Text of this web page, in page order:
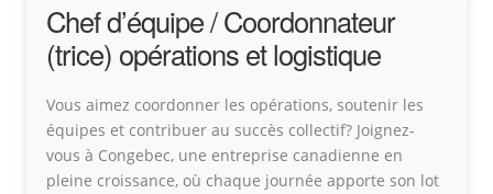
Chef d’équipe / Coordonnateur
(trice) opérations et logistique
Vous aimez coordonner les opérations, soutenir les
équipes et contribuer au succès collectif? Joignez-
vous à Congebec, une entreprise canadienne en
pleine croissance, où chaque journée apporte son lot